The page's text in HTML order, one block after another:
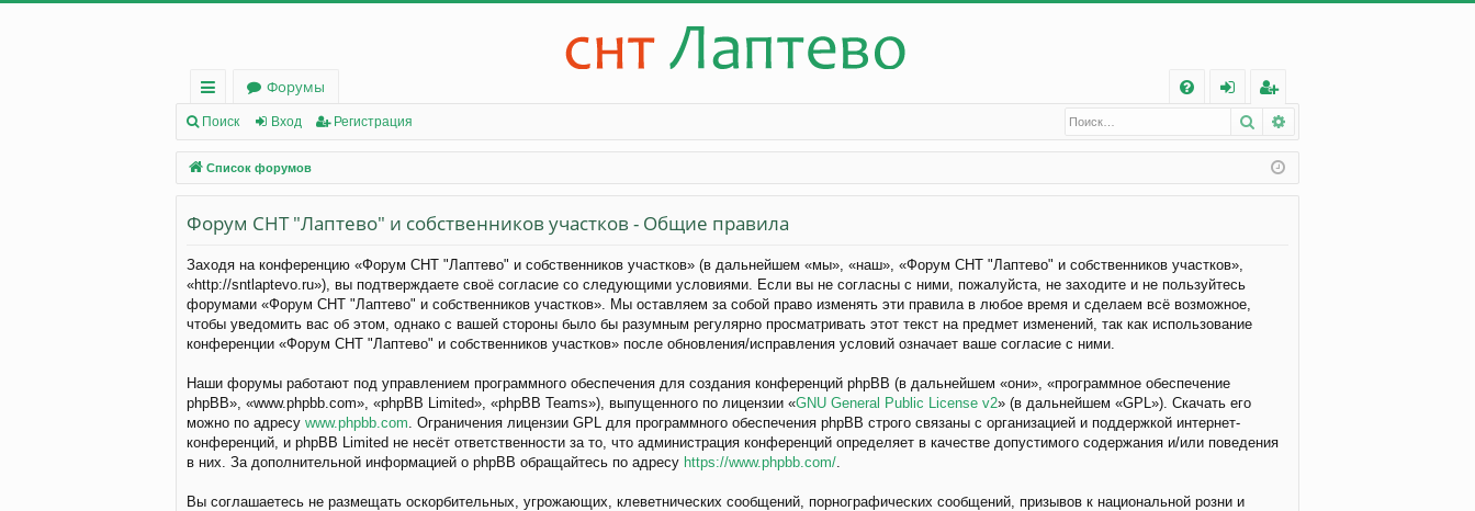
с
ы
лк
и
Форумы
Q
д
ег
ис
тр
Поиск Вход Регистрация Поиск
Список форумов
Форум СНТ "Лаптево" и собственников участков - Общие правила
Заходя на конференцию «Форум СНТ "Лаптево" и собственников участков» (в дальнейшем «мы», «наш», «Форум СНТ "Лаптево" и собственников участков»,
«http://sntlaptevo.ru»), вы подтверждаете своё согласие со следующими условиями. Если вы не согласны с ними, пожалуйста, не заходите и не пользуйтесь
форумами «Форум СНТ "Лаптево" и собственников участков». Мы оставляем за собой право изменять эти правила в любое время и сделаем всё возможное,
чтобы уведомить вас об этом, однако с вашей стороны было бы разумным регулярно просматривать этот текст на предмет изменений, так как использование
конференции «Форум СНТ "Лаптево" и собственников участков» после обновления/исправления условий означает ваше согласие с ними.
Наши форумы работают под управлением программного обеспечения для создания конференций phpBB (в дальнейшем «они», «программное обеспечение
phpBB», «www.phpbb.com», «phpBB Limited», «phpBB Teams»), выпущенного по лицензии «GNU General Public License v2» (в дальнейшем «GPL»). Скачать его
можно по адресу www.phpbb.com . Ограничения лицензии GPL для программного обеспечения phpBB строго связаны с организацией и поддержкой интернет-
конференций, и phpBB Limited не несёт ответственности за то, что администрация конференций определяет в качестве допустимого содержания и/или поведения
в них. За дополнительной информацией о phpBB обращайтесь по адресу https://www.phpbb.com/
Вы соглашаетесь не размещать оскорбительных, угрожающих, клеветнических сообщений, порнографических сообщений, призывов к национальной розни и